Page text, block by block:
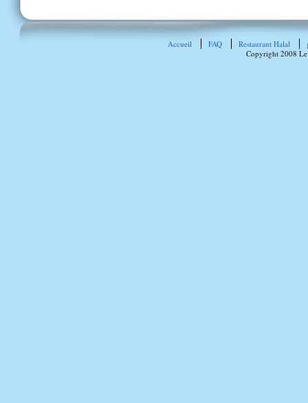
Accueil FAQ Restaurant Halal
Copyright 2008